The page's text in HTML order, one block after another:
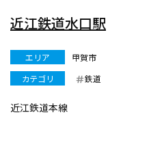
近江鉄道水口駅
エリア
甲賀市
カテゴリ
鉄道
近江鉄道本線